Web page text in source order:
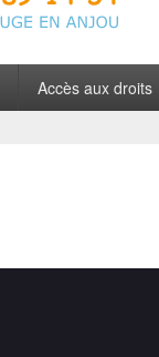
Accès aux droits